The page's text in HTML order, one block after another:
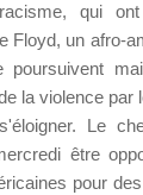
qui
Floyd, un afro-
poursuivent
la violence par
Le
être
pour